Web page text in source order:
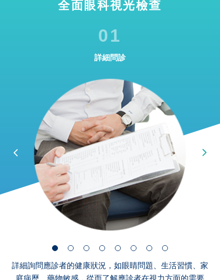
全面眼科視光檢查
01
詳細問診
詳細詢問應診者的健康狀況，如眼睛問題、生活習慣、家
庭病歷、藥物敏感，從而了解應診者在視力方面的需要